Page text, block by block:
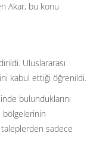
Akar, bu konu
Uluslararası
kabul ettiği öğrenildi.
bulunduklarını
bölgelerinin
sadece